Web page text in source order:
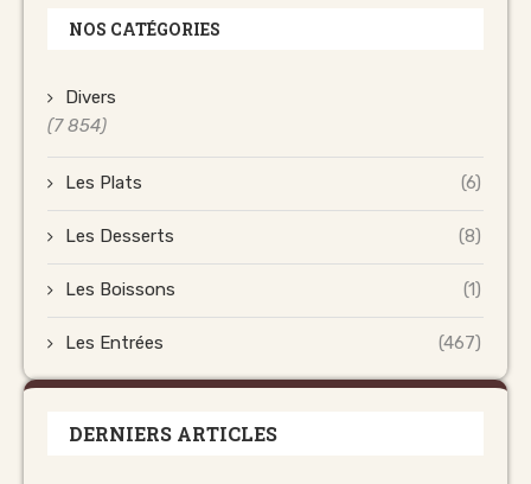
NOS CATÉGORIES
Divers
(7 854)
Les Plats (6)
Les Desserts (8)
Les Boissons (1)
Les Entrées (467)
DERNIERS ARTICLES